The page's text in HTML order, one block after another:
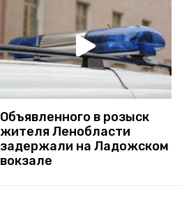
Объявленного в розыск
жителя Ленобласти
задержали на Ладожском
вокзале